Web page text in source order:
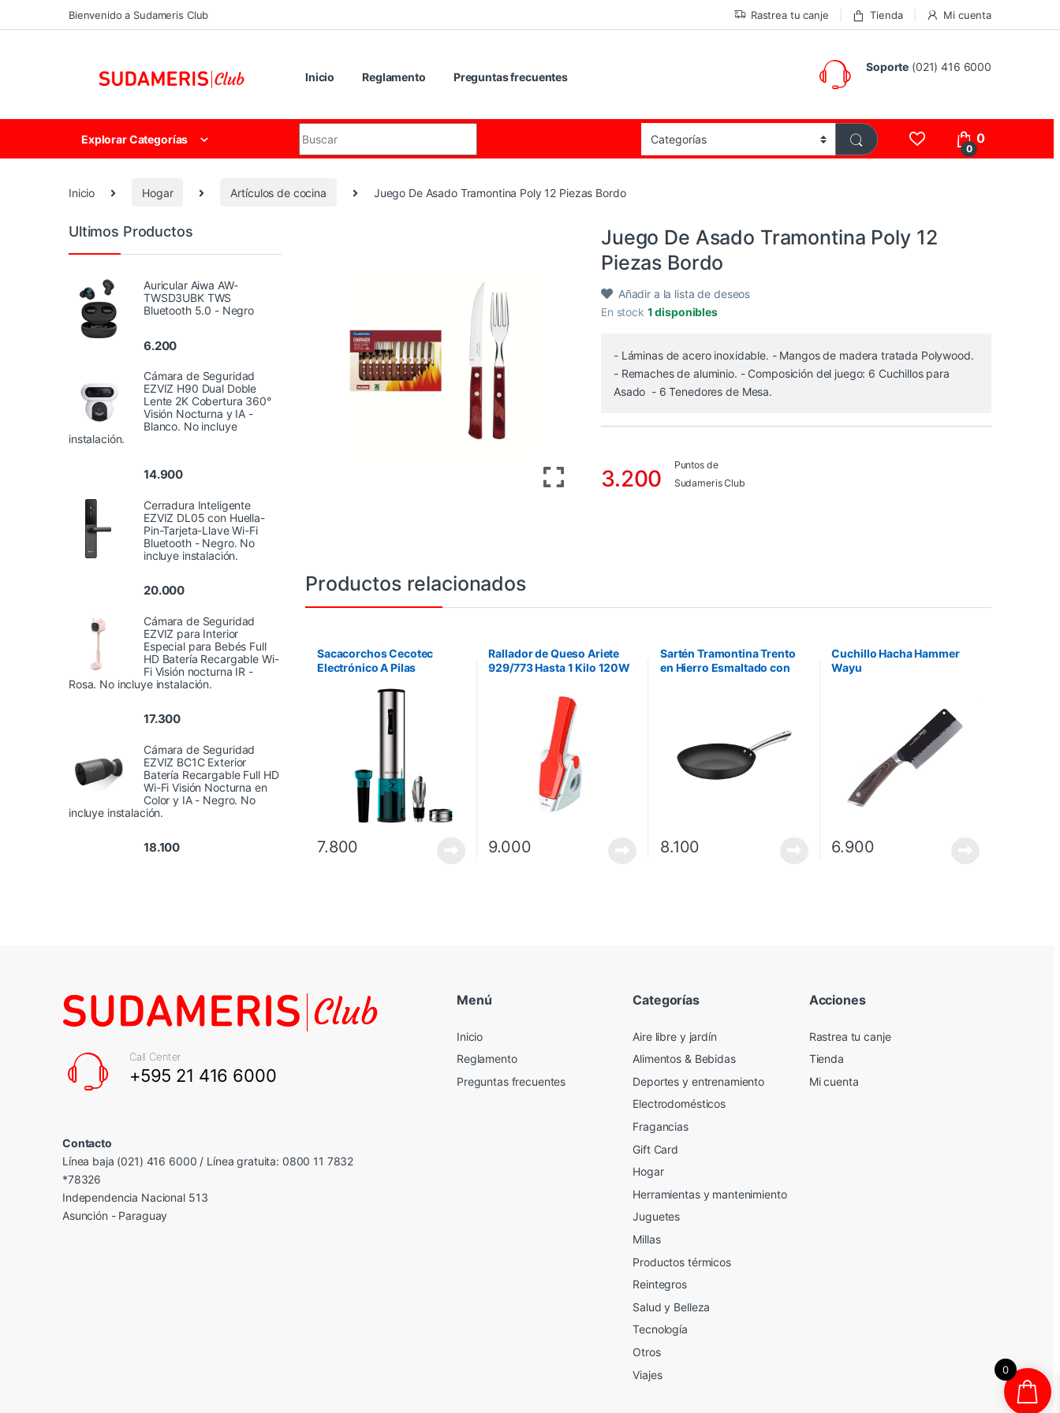
Skip to navigation
Skip to contentBienvenido a Sudameris Club Rastrea tu canje Tienda Mi cuenta
Inicio Reglamento Preguntas frecuentes
Soporte (021) 416 6000
Explorar Categorías
0
0
Inicio Hogar Artículos de cocina Juego De Asado Tramontina Poly 12 Piezas Bordo
Juego De Asado Tramontina Poly 12
Piezas Bordo
Añadir a la lista de deseos
En stock 1 disponibles
- Láminas de acero inoxidable. - Mangos de madera tratada Polywood.
- Remaches de aluminio. - Composición del juego: 6 Cuchillos para
Asado - 6 Tenedores de Mesa.
3.200
Puntos de
Sudameris Club
Productos relacionados
Sacacorchos Cecotec
Electrónico A Pilas
7.800
Rallador de Queso Ariete
929/773 Hasta 1 Kilo 120W
9.000
Sartén Tramontina Trento
en Hierro Esmaltado con
8.100
Cuchillo Hacha Hammer
Wayu
6.900
Ultimos Productos
Auricular Aiwa AW-
TWSD3UBK TWS
Bluetooth 5.0 - Negro
6.200
Cámara de Seguridad
EZVIZ H90 Dual Doble
Lente 2K Cobertura 360°
Visión Nocturna y IA -
Blanco. No incluye
instalación.
14.900
Cerradura Inteligente
EZVIZ DL05 con Huella-
Pin-Tarjeta-Llave Wi-Fi
Bluetooth - Negro. No
incluye instalación.
20.000
Cámara de Seguridad
EZVIZ para Interior
Especial para Bebés Full
HD Batería Recargable Wi-
Fi Visión nocturna IR -
Rosa. No incluye instalación.
17.300
Cámara de Seguridad
EZVIZ BC1C Exterior
Batería Recargable Full HD
Wi-Fi Visión Nocturna en
Color y IA - Negro. No
incluye instalación.
18.100
Call Center
+595 21 416 6000
Contacto
Línea baja (021) 416 6000 / Línea gratuita: 0800 11 7832
*78326
Independencia Nacional 513
Asunción - Paraguay
Menú
Inicio
Reglamento
Preguntas frecuentes
Categorías
Aire libre y jardín
Alimentos & Bebidas
Deportes y entrenamiento
Electrodomésticos
Fragancias
Gift Card
Hogar
Herramientas y mantenimiento
Juguetes
Millas
Productos térmicos
Reintegros
Salud y Belleza
Tecnología
Otros
Viajes
Acciones
Rastrea tu canje
Tienda
Mi cuenta
0